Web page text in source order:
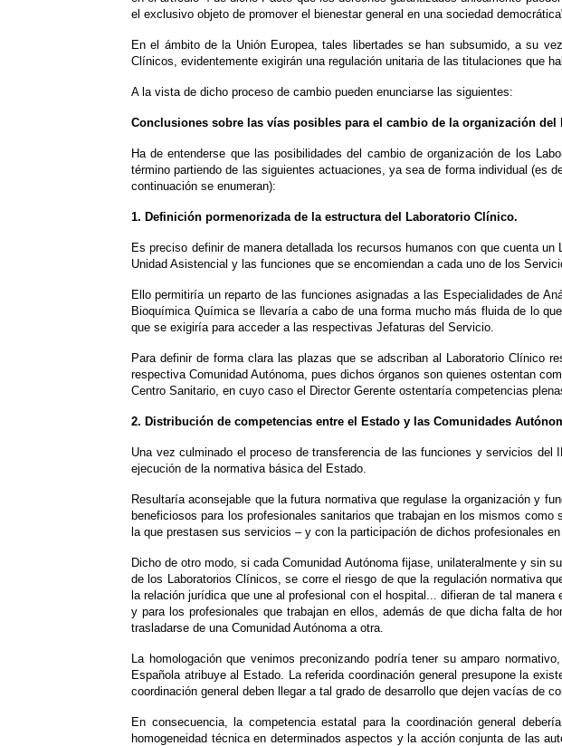
el exclusivo objeto de promover el bienestar general en una sociedad
En el ámbito de la Unión Europea, tales libertades se han subsumido, a su
Clínicos, evidentemente exigirán una regulación unitaria de las titulaciones que
A la vista de dicho proceso de cambio pueden enunciarse las siguientes:
Conclusiones sobre las vías posibles para el cambio de la organización
Ha de entenderse que las posibilidades del cambio de organización de los
término partiendo de las siguientes actuaciones, ya sea de forma individual (es
continuación se enumeran):
1. Definición pormenorizada de la estructura del Laboratorio Clínico.
Es preciso definir de manera detallada los recursos humanos con que cuenta
Unidad Asistencial y las funciones que se encomiendan a cada uno de los
Ello permitiría un reparto de las funciones asignadas a las Especialidades de
Bioquímica Química se llevaría a cabo de una forma mucho más fluida de lo
que se exigiría para acceder a las respectivas Jefaturas del Servicio.
Para definir de forma clara las plazas que se adscriban al Laboratorio Clínico
respectiva Comunidad Autónoma, pues dichos órganos son quienes ostentan
Centro Sanitario, en cuyo caso el Director Gerente ostentaría competencias
2. Distribución de competencias entre el Estado y las Comunidades
Una vez culminado el proceso de transferencia de las funciones y servicios
ejecución de la normativa básica del Estado.
Resultaría aconsejable que la futura normativa que regulase la organización y
beneficiosos para los profesionales sanitarios que trabajan en los mismos
la que prestasen sus servicios – y con la participación de dichos profesionales
Dicho de otro modo, si cada Comunidad Autónoma fijase, unilateralmente y sin
de los Laboratorios Clínicos, se corre el riesgo de que la regulación normativa
la relación jurídica que une al profesional con el hospital... difieran de tal
y para los profesionales que trabajan en ellos, además de que dicha falta de
trasladarse de una Comunidad Autónoma a otra.
La homologación que venimos preconizando podría tener su amparo
Española atribuye al Estado. La referida coordinación general presupone la
coordinación general deben llegar a tal grado de desarrollo que dejen vacías de
En consecuencia, la competencia estatal para la coordinación general
homogeneidad técnica en determinados aspectos y la acción conjunta de las